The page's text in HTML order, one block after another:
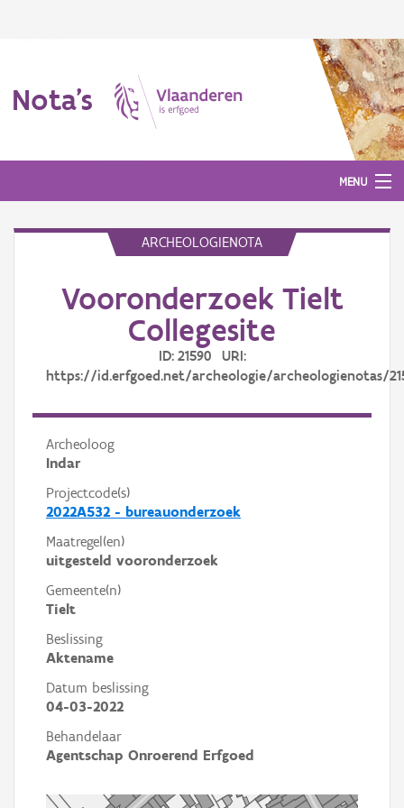
Nota's
MENU
Aanmelden
ARCHEOLOGIENOTA
Vooronderzoek Tielt
Collegesite
ID: 21590 URI:
https://id.erfgoed.net/archeologie/archeologienotas/
Archeoloog
Indar
Projectcode(s)
2022A532 - bureauonderzoek
Maatregel(en)
uitgesteld vooronderzoek
Gemeente(n)
Tielt
Beslissing
Aktename
Datum beslissing
04-03-2022
Behandelaar
Agentschap Onroerend Erfgoed